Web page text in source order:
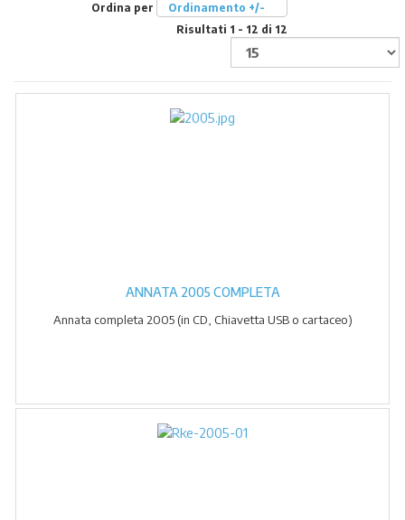
Ordina per
Ordinamento +/-
Risultati 1 - 12 di 12
ANNATA 2005 COMPLETA
Annata completa 2005 (in CD, Chiavetta USB o cartaceo)